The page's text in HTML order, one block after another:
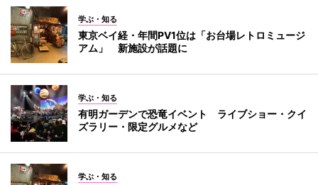
学ぶ・知る
東京ベイ経・年間PV1位は「お台場レトロミュージ
アム」 新施設が話題に
学ぶ・知る
有明ガーデンで恐竜イベント ライブショー・クイ
ズラリー・限定グルメなど
学ぶ・知る